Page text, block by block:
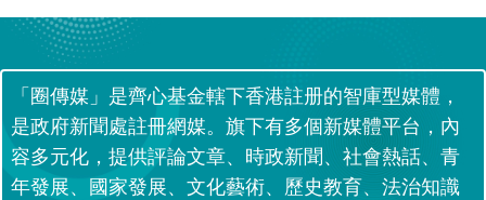
「圈傳媒」是齊心基金轄下香港註册的智庫型媒體，
是政府新聞處註冊網媒。旗下有多個新媒體平台，內
容多元化，提供評論文章、時政新聞、社會熱話、青
年發展、國家發展、文化藝術、歷史教育、法治知識